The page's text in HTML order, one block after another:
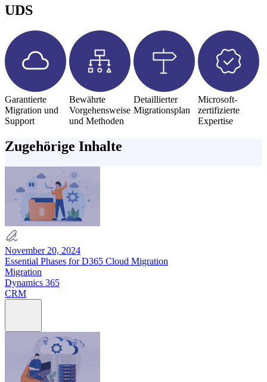
die Master- und Delta-Migrationsphasen.
der Installation und Anwendung aller aktuellen
Updates.
UDS
Garantierte
Migration und
Support
Bewährte
Vorgehensweise
und Methoden
Detaillierter
Migrationsplan
Microsoft-
zertifizierte
Expertise
Zugehörige Inhalte
November 20, 2024
Essential Phases for D365 Cloud Migration
Migration
Dynamics 365
CRM